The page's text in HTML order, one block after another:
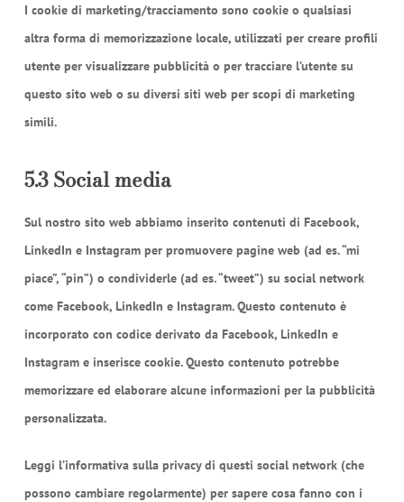
I cookie di marketing/tracciamento sono cookie o qualsiasi
altra forma di memorizzazione locale, utilizzati per creare profili
utente per visualizzare pubblicità o per tracciare l’utente su
questo sito web o su diversi siti web per scopi di marketing
simili.
5.3 Social media
Sul nostro sito web abbiamo inserito contenuti di Facebook,
LinkedIn e Instagram per promuovere pagine web (ad es. “mi
piace”, “pin”) o condividerle (ad es. “tweet”) su social network
come Facebook, LinkedIn e Instagram. Questo contenuto è
incorporato con codice derivato da Facebook, LinkedIn e
Instagram e inserisce cookie. Questo contenuto potrebbe
memorizzare ed elaborare alcune informazioni per la pubblicità
personalizzata.
Leggi l’informativa sulla privacy di questi social network (che
possono cambiare regolarmente) per sapere cosa fanno con i